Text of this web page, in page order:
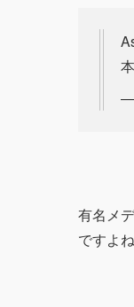
—
有名メ
ですよね